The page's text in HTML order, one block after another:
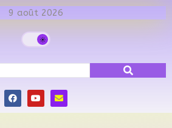
9 août 2026